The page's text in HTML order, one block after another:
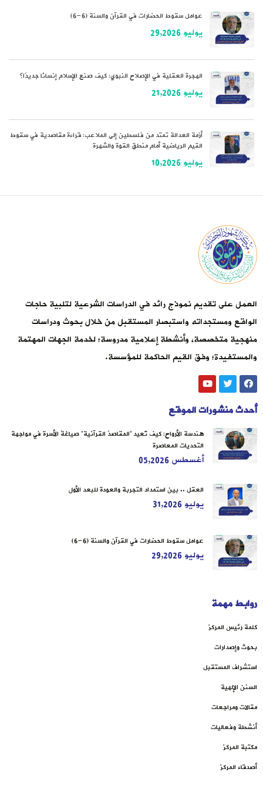
عوامل سقوط الحضارات في القرآن والسنة (6-6)
يوليو 29,2026
الهجرة العقلية في الإصلاح النبوي: كيف صنع الإسلام إنسانًا جديدًا؟
يوليو 21,2026
أزمة العدالة تمتد من فلسطين إلى الملاعب: قراءة مقاصدية في سقوط
القيم الرياضية أمام منطق القوة والشهرة
يوليو 10,2026
العمل على تقديم نموذج رائد في الدراسات الشرعية لتلبية حاجات
الواقع ومستجداته واستبصار المستقبل من خلال بحوث ودراسات
منهجية متخصصة، وأنشطة إعلامية مدروسة؛ لخدمة الجهات المهتمة
والمستفيدة؛ وفق القيم الحاكمة للمؤسسة.
أحدث منشورات الموقع
هندسة الأرواح: كيف تُعيد “المقاصدُ القرآنية” صياغةَ الأسرة في مواجهة
التحديات المعاصرة
أغسطس 05,2026
العقل .. بين استمداد التجربة والعودة للبعد الأول
يوليو 31,2026
عوامل سقوط الحضارات في القرآن والسنة (6-6)
يوليو 29,2026
روابط مهمة
كلمة رئيس المركز
بحوث وإصدارات
استشراف المستقبل
السنن الإلهية
مقالات ومراجعات
أنشطة وفعاليات
مكتبة المركز
أصدقاء المركز